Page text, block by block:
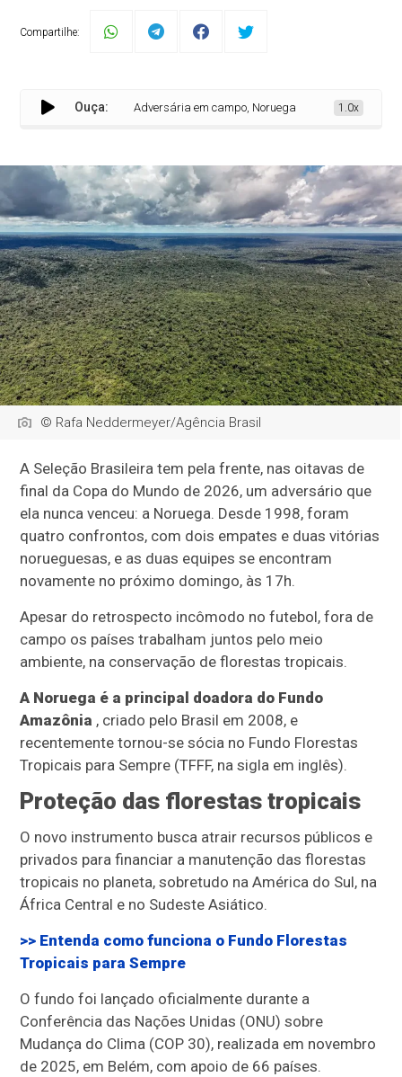
Compartilhe:
Ouça:Adversária em campo, Noruega é parceira de ações
1.0x
© Rafa Neddermeyer/Agência Brasil
A Seleção Brasileira tem pela frente, nas oitavas de
final da Copa do Mundo de 2026, um adversário que
ela nunca venceu: a Noruega. Desde 1998, foram
quatro confrontos, com dois empates e duas vitórias
norueguesas, e as duas equipes se encontram
novamente no próximo domingo, às 17h.
Apesar do retrospecto incômodo no futebol, fora de
campo os países trabalham juntos pelo meio
ambiente, na conservação de florestas tropicais.
A Noruega é a principal doadora do Fundo
Amazônia , criado pelo Brasil em 2008, e
recentemente tornou-se sócia no Fundo Florestas
Tropicais para Sempre (TFFF, na sigla em inglês).
Proteção das florestas tropicais
O novo instrumento busca atrair recursos públicos e
privados para financiar a manutenção das florestas
tropicais no planeta, sobretudo na América do Sul, na
África Central e no Sudeste Asiático.
>> Entenda como funciona o Fundo Florestas
Tropicais para Sempre
O fundo foi lançado oficialmente durante a
Conferência das Nações Unidas (ONU) sobre
Mudança do Clima (COP 30), realizada em novembro
de 2025, em Belém, com apoio de 66 países.